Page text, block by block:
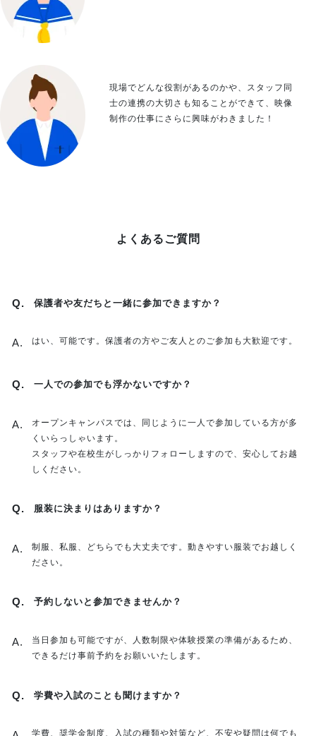
現場でどんな役割があるのかや、スタッフ同
士の連携の大切さも知ることができて、映像
制作の仕事にさらに興味がわきました！
よくあるご質問
保護者や友だちと一緒に参加できますか？
はい、可能です。保護者の方やご友人とのご参加も大歓迎です。
一人での参加でも浮かないですか？
オープンキャンパスでは、同じように一人で参加している方が多
くいらっしゃいます。
スタッフや在校生がしっかりフォローしますので、安心してお越
しください。
服装に決まりはありますか？
制服、私服、どちらでも大丈夫です。動きやすい服装でお越しく
ださい。
予約しないと参加できませんか？
当日参加も可能ですが、人数制限や体験授業の準備があるため、
できるだけ事前予約をお願いいたします。
学費や入試のことも聞けますか？
学費、奨学金制度、入試の種類や対策など、不安や疑問は何でも